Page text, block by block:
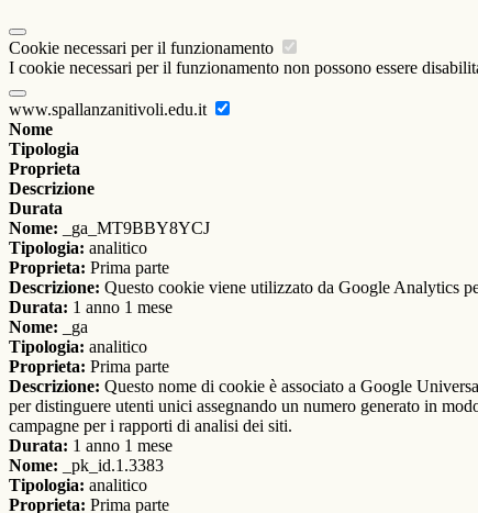
Cookie necessari per il funzionamento
I cookie necessari per il funzionamento non possono essere
www.spallanzanitivoli.edu.it
Nome
Tipologia
Proprieta
Descrizione
Durata
Nome: _ga_MT9BBY8YCJ
Tipologia: analitico
Proprieta: Prima parte
Descrizione: Questo cookie viene utilizzato da Google Analytics
Durata: 1 anno 1 mese
Nome: _ga
Tipologia: analitico
Proprieta: Prima parte
Descrizione: Questo nome di cookie è associato a Google
per distinguere utenti unici assegnando un numero generato in
campagne per i rapporti di analisi dei siti.
Durata: 1 anno 1 mese
Nome: _pk_id.1.3383
Tipologia: analitico
Proprieta: Prima parte